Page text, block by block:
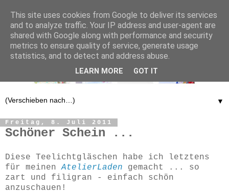
▼
Freitag, 8. Juli 2011
Schöner Schein ...
Diese Teelichtgläschen habe ich letztens
für meinenAtelierLaden gemacht ... so
zart und filigran - einfach schön
anzuschauen!
This site uses cookies from Google to deliver its services
and to analyze traffic. Your IP address and user-agent are
shared with Google along with performance and security
metrics to ensure quality of service, generate usage
statistics, and to detect and address abuse.
LEARN MORE GOT IT